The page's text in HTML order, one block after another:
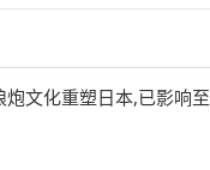
文化重塑日本,已影响至